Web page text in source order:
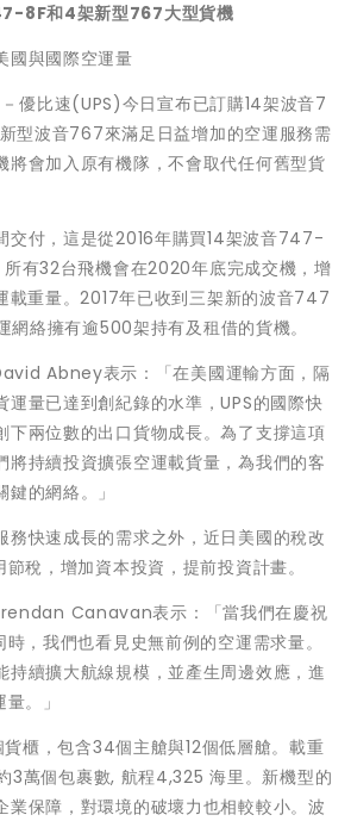
8F和4架新型767大型貨機
國與國際空運量
－優比速(UPS)今日宣布已訂購14架波音7
型波音767來滿足日益增加的空運服務需
將會加入原有機隊，不會取代任何舊型貨
交付，這是從2016年購買14架波音747-
有32台飛機會在2020年底完成交機，增
載重量。2017年已收到三架新的波音747
網絡擁有逾500架持有及租借的貨機。
Abney表示：「在美國運輸方面，隔
運量已達到創紀錄的水準，UPS的國際快
下兩位數的出口貨物成長。為了支撐這項
將持續投資擴張空運載貨量，為我們的客
的網絡。」
務快速成長的需求之外，近日美國的稅改
稅，增加資本投資，提前投資計畫。
Canavan表示：「當我們在慶祝
，我們也看見史無前例的空運需求量。
持續擴大航線規模，並產生周邊效應，進
。」
櫃，包含34個主艙與12個低層艙。載重
3萬個包裹數, 航程4,325 海里。新機型的
業保障，對環境的破壞力也相較較小。波